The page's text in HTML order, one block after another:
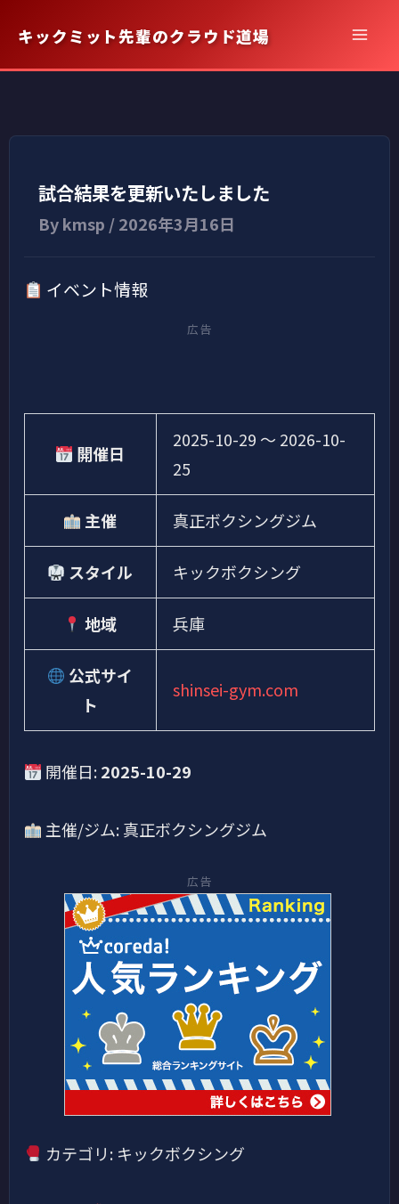
を
キ
キックミット先輩のクラウド道場
試合結果を更新いたしました
Bykmsp /2026年3月16日
イベント情報
広告
開催日
2025-10-29 〜 2026-10-
25
主催 真正ボクシングジム
スタイル キックボクシング
地域 兵庫
公式サイ
ト
shinsei-gym.com
開催日:2025-10-29
主催/ジム: 真正ボクシングジム
広告
カテゴリ: キックボクシング